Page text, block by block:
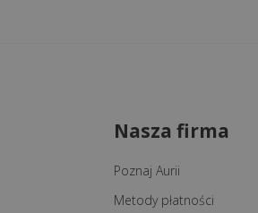
Nasza firma
Poznaj Aurii
Metody płatności